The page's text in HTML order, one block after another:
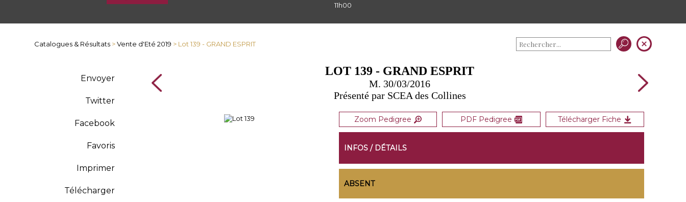
11h00
Catalogues & Résultats >Vente d'Eté 2019 > Lot 139 - GRAND ESPRIT
Envoyer
Twitter
Facebook
Favoris
Imprimer
Télécharger
LOT 139 - GRAND ESPRIT
M. 30/03/2016
Présenté par SCEA des Collines
Zoom Pedigree PDF Pedigree Télécharger Fiche
INFOS / DÉTAILS
ABSENT